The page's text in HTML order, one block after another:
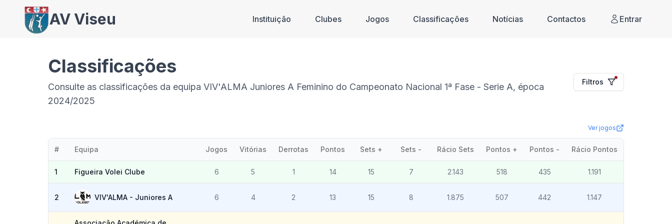
AV Viseu Instituição Clubes Jogos Classificações Notícias Contactos Entrar
Classificações
Consulte as classificações da equipa VIV'ALMA Juniores A Feminino do Campeonato Nacional 1ª Fase - Serie A, época
2024/2025
Filtros
Ver jogos
# Equipa Jogos Vitórias Derrotas Pontos Sets + Sets - Rácio Sets Pontos + Pontos - Rácio Pontos
1 Figueira Volei Clube 6 5 1 14 15 7 2.143 518 435 1.191
2 VIV'ALMA - Juniores A 6 4 2 13 15 8 1.875 507 442 1.147